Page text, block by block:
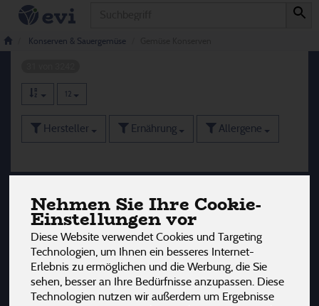
Nehmen Sie Ihre Cookie-
Einstellungen vor
Diese Website verwendet Cookies und Targeting
Technologien, um Ihnen ein besseres Internet-
Erlebnis zu ermöglichen und die Werbung, die Sie
sehen, besser an Ihre Bedürfnisse anzupassen. Diese
Technologien nutzen wir außerdem um Ergebnisse
Konserven & Sauergemüse
Gemüse Konserven
12
Hersteller Ernährung Allergene